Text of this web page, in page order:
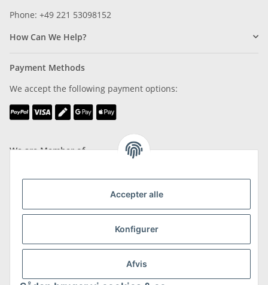
Accepter alle
Konfigurer
Afvis
Phone: +49 221 53098152
How Can We Help?
Payment Methods
We accept the following payment options:
We are Member of
more about Shipping & Returns